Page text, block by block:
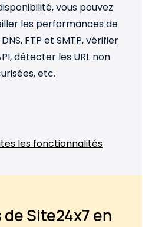
vous pouvez
les performances de
FTP et SMTP, vérifier
détecter les URL non
etc.
les fonctionnalités​
Site24x7 en